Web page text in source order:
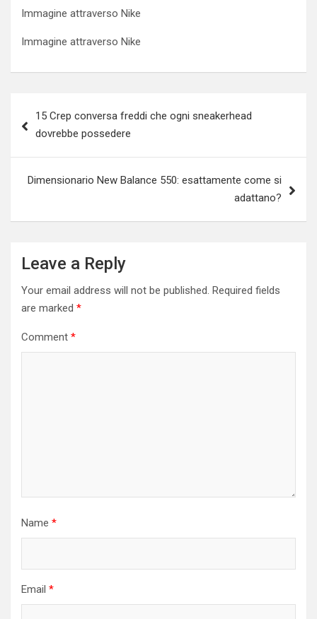
Immagine attraverso Nike
Immagine attraverso Nike
navigation
15 Crep conversa freddi che ogni sneakerhead
dovrebbe possedere
Dimensionario New Balance 550: esattamente come si
adattano?
Leave a Reply
Your email address will not be published. Required fields
are marked *
Comment *
Name *
Email *